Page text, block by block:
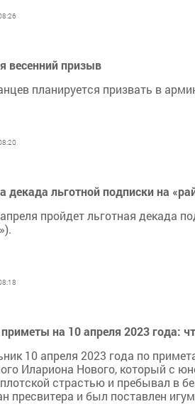
весенний призыв
планируется призвать в
декада льготной подписки на
пройдет льготная декада
на 10 апреля 2023 года:
10 апреля 2023 года по
Илариона Нового, который с
страстью и пребывал в
пресвитера и был поставлен